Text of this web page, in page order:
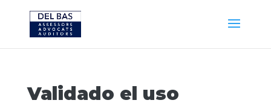
Validado el uso